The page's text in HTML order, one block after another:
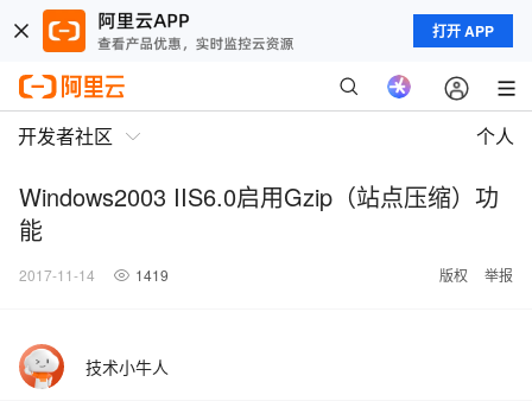
打开 APP
开发者社区 个人
Windows2003 IIS6.0启用Gzip（站点压缩）功
能
2017-11-14 1419 版权 举报
技术小牛人